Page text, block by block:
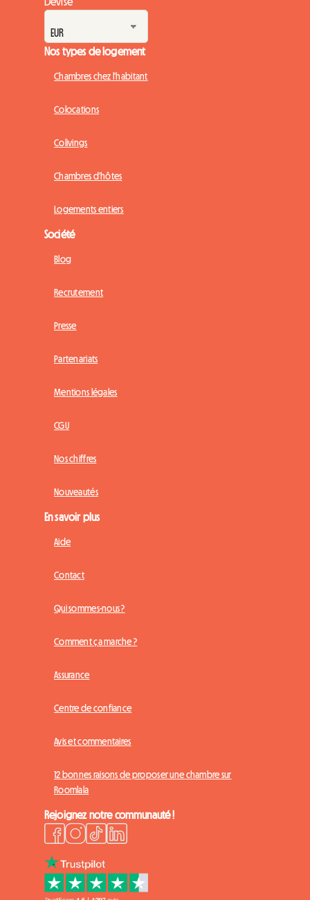
Nos types de logement
Chambres chez l'habitant
Colocations
Colivings
Chambres d'hôtes
Logements entiers
Société
Blog
Recrutement
Presse
Partenariats
Mentions légales
CGU
Nos chiffres
Nouveautés
En savoir plus
Aide
Contact
Qui sommes-nous ?
Comment ça marche ?
Assurance
Centre de confiance
Avis et commentaires
12 bonnes raisons de proposer une chambre sur
Roomlala
Rejoignez notre communauté !